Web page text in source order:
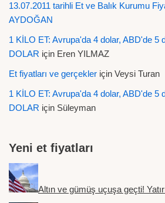
13.07.2011 tarihli Et ve Balık Kurumu
AYDOĞAN
1 KİLO ET: Avrupa'da 4 dolar, ABD'de 5
DOLAR için Eren YILMAZ
Et fiyatları ve gerçekler için Veysi Turan
1 KİLO ET: Avrupa'da 4 dolar, ABD'de 5
DOLAR için Süleyman
Yeni et fiyatları
Altın ve gümüş uçuşa geçti!